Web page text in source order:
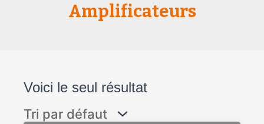
Amplificateurs
Voici le seul résultat